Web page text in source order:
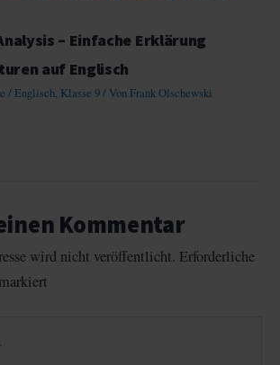
– Einfache Erklärung
auf Englisch
/ Englisch, Klasse 9/ Von Frank Olschewski
Kommentar
wird nicht veröffentlicht. Erforderliche
markiert